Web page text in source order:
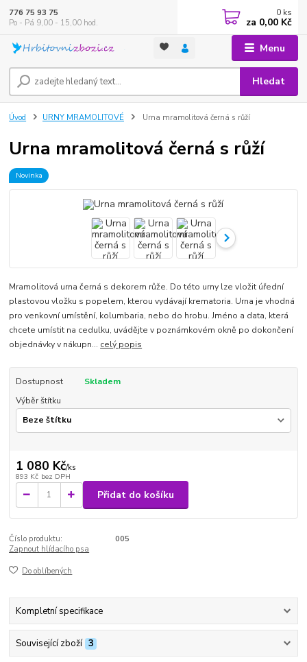
Menu
Hledat
776 75 93 75
Po - Pá 9,00 - 15,00 hod.
0 ks
za 0,00 Kč
Úvod URNY MRAMOLITOVÉ Urna mramolitová černá s růží
Urna mramolitová černá s růží
Novinka
Mramolitová urna černá s dekorem růže. Do této urny lze vložit úřední
plastovou vložku s popelem, kterou vydávají krematoria. Urna je vhodná
pro venkovní umístění, kolumbaria, nebo do hrobu. Jméno a data, která
chcete umístit na cedulku, uvádějte v poznámkovém okně po dokončení
objednávky v nákupn... celý popis
Dostupnost
Skladem
Výběr štítku
1 080 Kč/ks
893 Kč bez DPH
Přidat do košíku
Číslo produktu:
005
Zapnout hlídacího psa
Do oblíbených
Kompletní specifikace
Související zboží 3